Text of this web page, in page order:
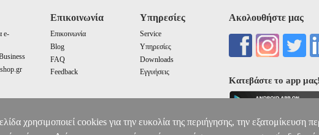
e-
Επικοινωνία
Επικοινωνία
Blog
FAQ
Feedback
Υπηρεσίες
Service
Υπηρεσίες
Downloads
Εγγυήσεις
Ακολουθήστε μας
Κατεβάστε το app μας!
χρησιμοποιεί cookies για την ευκολία της περιήγησης, την εξατομίκευση